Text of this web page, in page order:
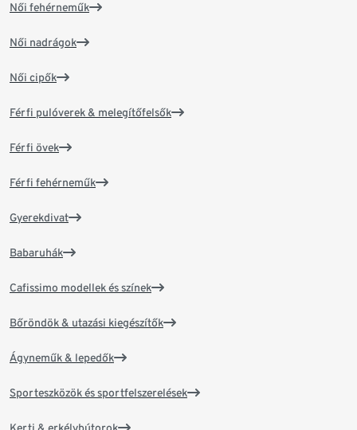
Női fehérneműk
Női nadrágok
Női cipők
Férfi pulóverek & melegítőfelsők
Férfi övek
Férfi fehérneműk
Gyerekdivat
Babaruhák
Cafissimo modellek és színek
Bőröndök & utazási kiegészítők
Ágyneműk & lepedők
Sporteszközök és sportfelszerelések